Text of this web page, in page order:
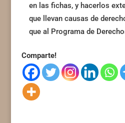
en las fichas, y hacerlos
que llevan causas de
que al Programa de
Comparte!